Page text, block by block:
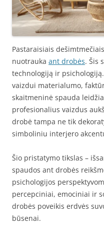
Pastaraisiais
nuotrauka ant drobės. Šis
technologiją ir
vaizdui materialumo,
skaitmeninė spauda
profesionalius vaizdus
drobė tampa ne tik
simboliniu interjero
Šio pristatymo tikslas –
spaudos ant drobės
psichologijos
percepciniai, emociniai ir
drobės poveikis erdvės
būsenai.